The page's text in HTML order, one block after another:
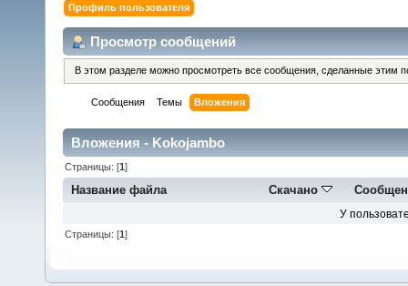
Профиль пользователя
Просмотр сообщений
В этом разделе можно просмотреть все сообщения, сделанные этим
Сообщения Темы Вложения
Вложения - Kokojambo
Страницы: [1]
Название файла Скачано
У
Страницы: [1]